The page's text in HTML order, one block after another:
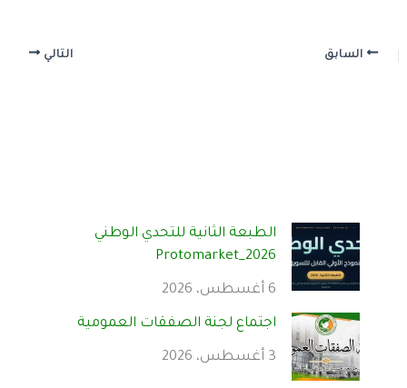
الطبعة الثانية للتحدي الوطني
Protomarket_2026
6 أغسطس، 2026
اجتماع لجنة الصفقات العمومية
3 أغسطس، 2026
السابق التالي